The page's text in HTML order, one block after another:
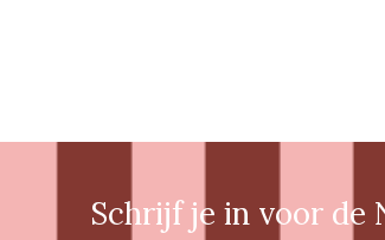
Schrijf je in voor de